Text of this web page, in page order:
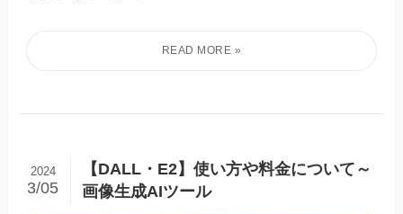
【DALL・E2】使い方や料金について～
画像生成AIツール
2024
3/05